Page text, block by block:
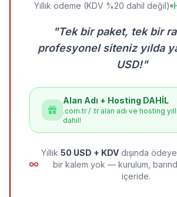
Yıllık ödeme (KDV %20 dahil değil)
"Tek bir paket, tek bir
profesyonel siteniz yılda
USD!"
Alan Adı + Hosting DAHİL
.com.tr / .tr alan adı ve hosting
dahil!
Yıllık 50 USD + KDV dışında
bir kalem yok — kurulum,
içeride.